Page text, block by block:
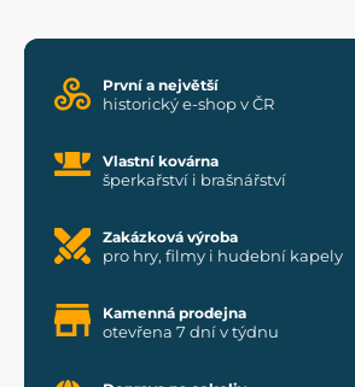
První a největší
historický e-shop v ČR
Vlastní kovárna
šperkařství i brašnářství
Zakázková výroba
pro hry, filmy i hudební kapely
Kamenná prodejna
otevřena 7 dní v týdnu